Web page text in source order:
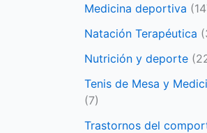
Medicina deportiva
Natación Terapéutica
Nutrición y deporte
Tenis de Mesa y
(7)
Trastornos del